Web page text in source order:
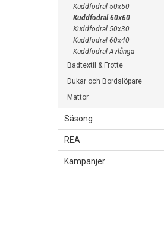
Kuddfodral 50x50
Kuddfodral 60x60
Kuddfodral 50x30
Kuddfodral 60x40
Kuddfodral Avlånga
Badtextil & Frotte
Dukar och Bordslöpare
Mattor
Säsong
REA
Kampanjer